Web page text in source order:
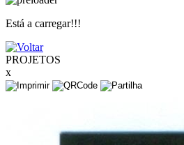
Está a carregar!!!
PROJETOS
x